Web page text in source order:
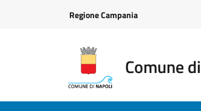
Regione Campania
Comune